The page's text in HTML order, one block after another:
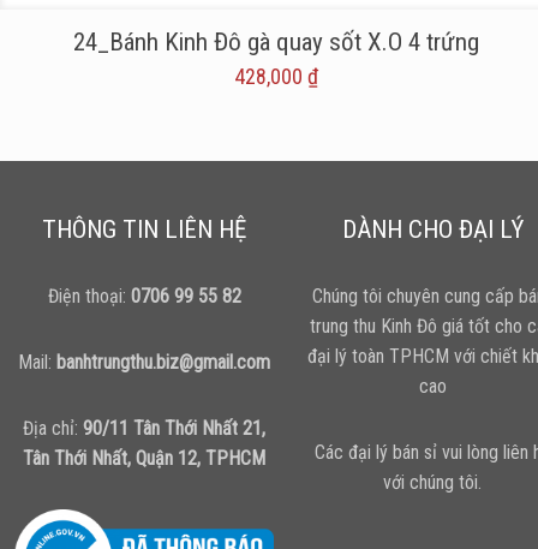
24_Bánh Kinh Đô gà quay sốt X.O 4 trứng
428,000₫
THÔNG TIN LIÊN HỆ
Điện thoại: 0706 99 55 82
Mail: banhtrungthu.biz@gmail.com
Địa chỉ: 90/11 Tân Thới Nhất 21,
Tân Thới Nhất, Quận 12, TPHCM
DÀNH CHO ĐẠI LÝ
Chúng tôi chuyên cung cấp
trung thu Kinh Đô giá tốt cho
đại lý toàn TPHCM với chiết
cao
Các đại lý bán sỉ vui lòng liên
với chúng tôi.